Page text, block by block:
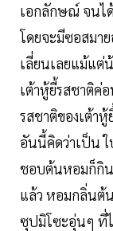
เอกลักษณ์ จนไ
โดยจะมีซอสมา
เลี่ยนเลยแม้แต่
เต้าหู้ยี้รสชาติค่
รสชาติของเต้า
อันนี้คิดว่าเป็น
ชอบต้นหอมก็กิน
แล้ว หอมกลิ่นต้
ซุปมิโซะอุ่นๆ ที่